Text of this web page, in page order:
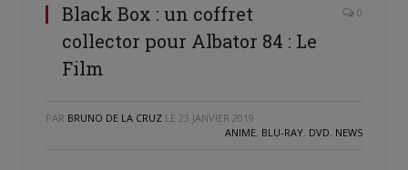
Black Box : un coffret
collector pour Albator 84 : Le
Film
0
PAR BRUNO DE LA CRUZ LE 23 JANVIER 2019
ANIME, BLU-RAY, DVD, NEWS